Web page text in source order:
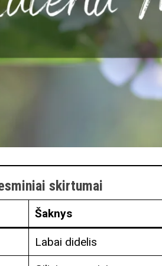
skirtumai
Šaknys
Labai didelis